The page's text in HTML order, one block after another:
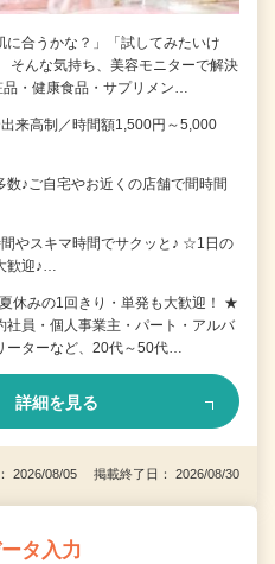
に合うかな？」「試してみたいけ
そんな気持ち、美容モニターで解決
・健康食品・サプリメン…
来高制／時間額1,500円～5,000
♪ご自宅やお近くの店舗で間時間
やスキマ時間でサクッと♪ ☆1日の
歓迎♪…
休みの1回きり・単発も大歓迎！ ★
社員・個人事業主・パート・アルバ
ーターなど、20代～50代…
詳細を見る
2026/08/05 掲載終了日： 2026/08/30
タ入力